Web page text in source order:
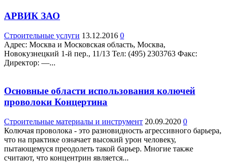
АРВИК ЗАО
Строительные услуги 13.12.2016 0
Адрес: Москва и Московская область, Москва,
Новокузнецкий 1-й пер., 11/13 Teл: (495) 2303763 Факс:
Директор: —...
Основные области использования колючей
проволоки Концертина
Строительные материалы и инструмент 20.09.2020 0
Колючая проволока - это разновидность агрессивного барьера,
что на практике означает высокий урон человеку,
пытающемуся преодолеть такой барьер. Многие также
считают, что концентрин является...